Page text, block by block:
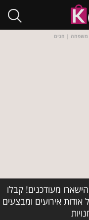
משפחה | חגים
מעודכנים! קבלו
אודות אירועים ומבצעים